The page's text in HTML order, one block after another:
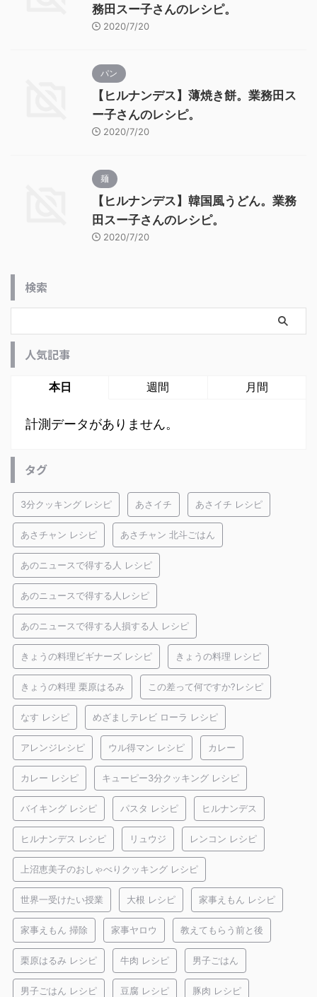
務田スー子さんのレシピ。
2020/7/20
パン
【ヒルナンデス】薄焼き餅。業務田ス
ー子さんのレシピ。
2020/7/20
麺
【ヒルナンデス】韓国風うどん。業務
田スー子さんのレシピ。
2020/7/20
検索
人気記事
本日 週間 月間
計測データがありません。
タグ
3分クッキング レシピ あさイチ あさイチ レシピ
あさチャン レシピ あさチャン 北斗ごはん
あのニュースで得する人 レシピ
あのニュースで得する人レシピ
あのニュースで得する人損する人 レシピ
きょうの料理ビギナーズ レシピ きょうの料理 レシピ
きょうの料理 栗原はるみ この差って何ですか?レシピ
なす レシピ めざましテレビ ローラ レシピ
アレンジレシピ ウル得マン レシピ カレー
カレー レシピ キューピー3分クッキング レシピ
バイキング レシピ パスタ レシピ ヒルナンデス
ヒルナンデス レシピ リュウジ レンコン レシピ
上沼恵美子のおしゃべりクッキング レシピ
世界一受けたい授業 大根 レシピ 家事えもん レシピ
家事えもん 掃除 家事ヤロウ 教えてもらう前と後
栗原はるみ レシピ 牛肉 レシピ 男子ごはん
男子ごはん レシピ 豆腐 レシピ 豚肉 レシピ